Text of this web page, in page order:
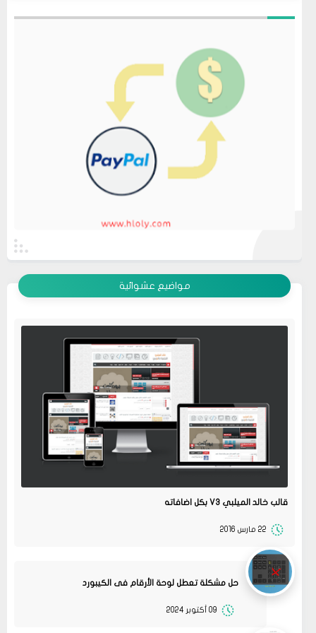
مواضيع عشوائية
قالب خالد الميلبي V3 بكل اضافاته
22 مارس 2016
حل مشكلة تعطل لوحة الأرقام فى الكيبورد
09 أكتوبر 2024